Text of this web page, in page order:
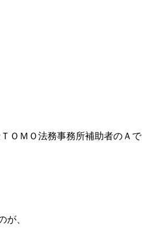
ＯＭＯ法務事務所補助者のＡで
が、